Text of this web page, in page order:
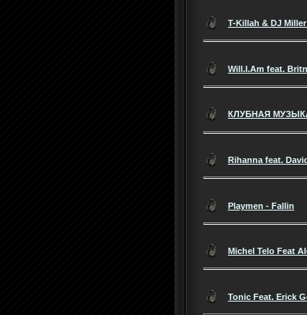
T-Killah & DJ
Will.I.Am feat.
КЛУБНАЯ МУЗЫКА
Rihanna feat.
Playmen - Fallin
Michel Telo Feat
Tonic Feat. Erick